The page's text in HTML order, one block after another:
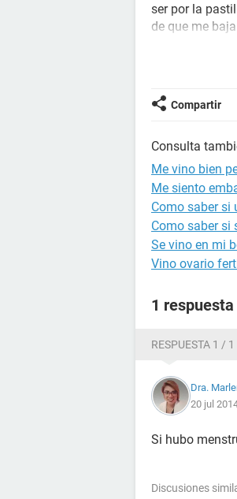
ser por la
de que me
nada si dolor
levante con
estuviera por
de 1 mes.
Compartir
Consulta
Me vino bien
Me siento
Como saber si
Como saber si
Se vino en mi
Vino ovario
1 respuesta
RESPUESTA 1 / 1
Dra.
20 jul
Si hubo
Discusiones